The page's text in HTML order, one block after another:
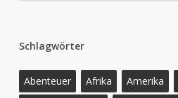
Schlagwörter
Abenteuer Afrika Amerika